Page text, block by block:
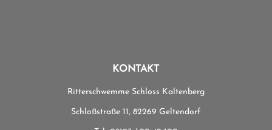
KONTAKT
Ritterschwemme Schloss Kaltenberg
Schloßstraße 11, 82269 Geltendorf